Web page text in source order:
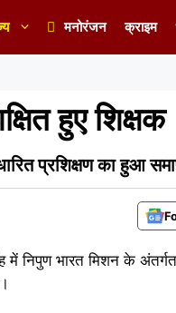
मनोरंजन क्राइम
हुए शिक्षक
प्रशिक्षण का हुआ
में निपुण भारत मिशन के